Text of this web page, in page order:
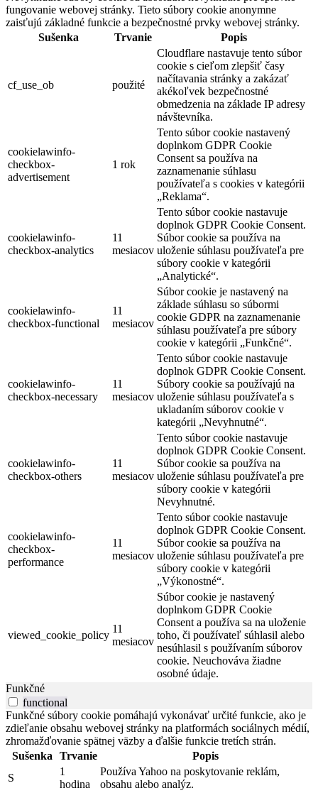
fungovanie webovej stránky. Tieto súbory cookie anonymne
zaisťujú základné funkcie a bezpečnostné prvky webovej stránky.
Sušenka
Trvanie Popis
cf_use_ob použité
Cloudflare nastavuje tento súbor
cookie s cieľom zlepšiť časy
načítavania stránky a zakázať
akékoľvek bezpečnostné
obmedzenia na základe IP adresy
návštevníka.
cookielawinfo-
checkbox-
advertisement
1 rok
Tento súbor cookie nastavený
doplnkom GDPR Cookie
Consent sa používa na
zaznamenanie súhlasu
používateľa s cookies v kategórii
„Reklama“.
cookielawinfo-
checkbox-analytics
11
mesiacov
Tento súbor cookie nastavuje
doplnok GDPR Cookie Consent.
Súbor cookie sa používa na
uloženie súhlasu používateľa pre
súbory cookie v kategórii
„Analytické“.
cookielawinfo-
checkbox-functional
11
mesiacov
Súbor cookie je nastavený na
základe súhlasu so súbormi
cookie GDPR na zaznamenanie
súhlasu používateľa pre súbory
cookie v kategórii „Funkčné“.
cookielawinfo-
checkbox-necessary
11
mesiacov
Tento súbor cookie nastavuje
doplnok GDPR Cookie Consent.
Súbory cookie sa používajú na
uloženie súhlasu používateľa s
ukladaním súborov cookie v
kategórii „Nevyhnutné“.
cookielawinfo-
checkbox-others
11
mesiacov
Tento súbor cookie nastavuje
doplnok GDPR Cookie Consent.
Súbor cookie sa používa na
uloženie súhlasu používateľa pre
súbory cookie v kategórii
Nevyhnutné.
cookielawinfo-
checkbox-
performance
11
mesiacov
Tento súbor cookie nastavuje
doplnok GDPR Cookie Consent.
Súbor cookie sa používa na
uloženie súhlasu používateľa pre
súbory cookie v kategórii
„Výkonostné“.
viewed_cookie_policy
11
mesiacov
Súbor cookie je nastavený
doplnkom GDPR Cookie
Consent a používa sa na uloženie
toho, či používateľ súhlasil alebo
nesúhlasil s používaním súborov
cookie. Neuchováva žiadne
osobné údaje.
Funkčné
functional
Funkčné súbory cookie pomáhajú vykonávať určité funkcie, ako je
zdieľanie obsahu webovej stránky na platformách sociálnych médií,
zhromažďovanie spätnej väzby a ďalšie funkcie tretích strán.
Sušenka
Trvanie
Popis
S
1
hodina
Používa Yahoo na poskytovanie reklám,
obsahu alebo analýz.